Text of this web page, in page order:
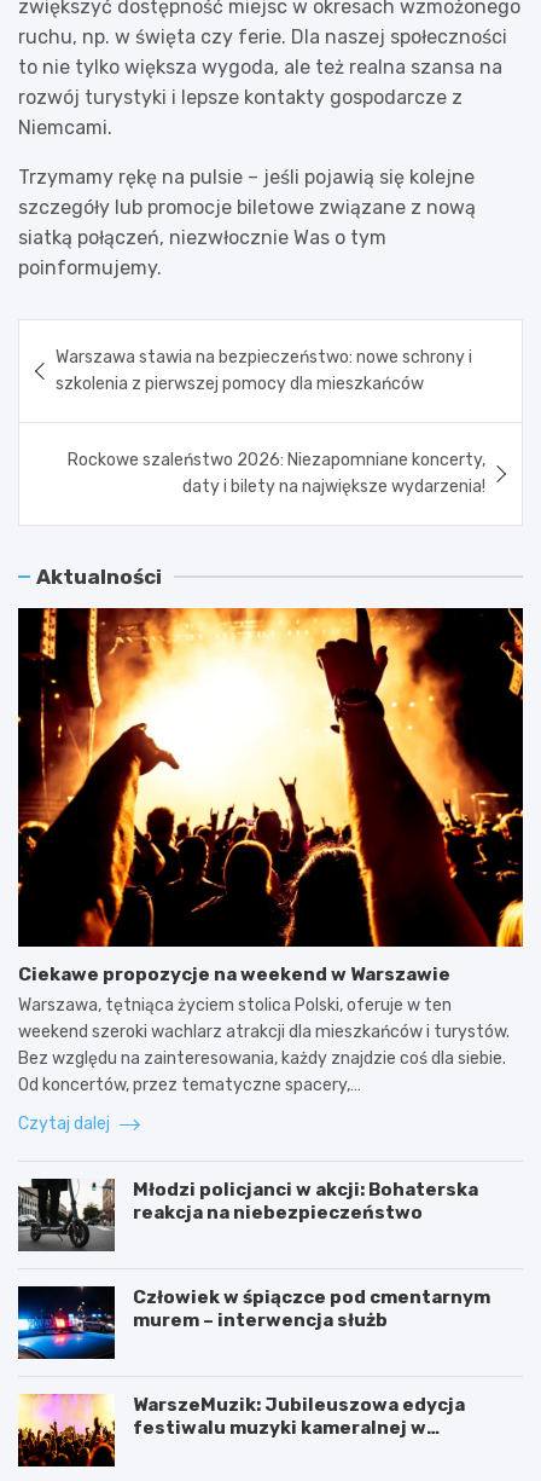
zwiększyć dostępność miejsc w okresach wzmożonego
ruchu, np. w święta czy ferie. Dla naszej społeczności
to nie tylko większa wygoda, ale też realna szansa na
rozwój turystyki i lepsze kontakty gospodarcze z
Niemcami.
Trzymamy rękę na pulsie – jeśli pojawią się kolejne
szczegóły lub promocje biletowe związane z nową
siatką połączeń, niezwłocznie Was o tym
poinformujemy.
wpisu
Warszawa stawia na bezpieczeństwo: nowe schrony i
szkolenia z pierwszej pomocy dla mieszkańców
Rockowe szaleństwo 2026: Niezapomniane koncerty,
daty i bilety na największe wydarzenia!
Aktualności
Ciekawe propozycje na weekend w Warszawie
Warszawa, tętniąca życiem stolica Polski, oferuje w ten
weekend szeroki wachlarz atrakcji dla mieszkańców i turystów.
Bez względu na zainteresowania, każdy znajdzie coś dla siebie.
Od koncertów, przez tematyczne spacery,…
Czytaj dalej
Młodzi policjanci w akcji: Bohaterska
reakcja na niebezpieczeństwo
Człowiek w śpiączce pod cmentarnym
murem – interwencja służb
WarszeMuzik: Jubileuszowa edycja
festiwalu muzyki kameralnej w